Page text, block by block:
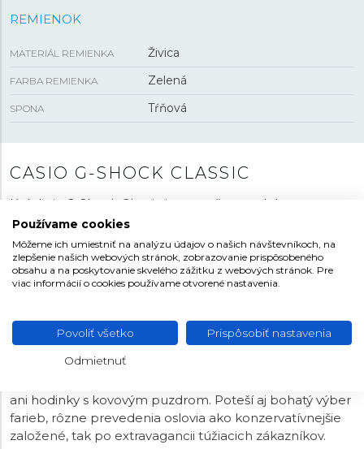
REMIENOK
MATERIÁL REMIENKA Živica
FARBA REMIENKA Zelená
SPONA Tŕňová
CASIO G-SHOCK CLASSIC
Kolekcia G-Shock Classic je na počet modelov
najbohatšou radou hodiniek tejto odolnej série.
Nájdeme tu širokú ponuku cenovo dostupných
modelov. Chrbticu tohto modelového radu tvoria
moderné hodinky s osemuholníkovým puzdrom
Casioak
modelyG-Lides obdľžnikovým puzdrom, kruhovéG-
Squads „drsnejším“ dizajnom. Zákazníci si môžu v tejto
modelovej rade vyberať z niekoľkých veľkostí aj
ani hodinky s kovovým puzdrom. Poteší aj bohatý výber
farieb, rôzne prevedenia oslovia ako konzervatívnejšie
založené, tak po extravagancii túžiacich zákazníkov.
Používame cookies
Môžeme ich umiestniť na analýzu údajov o našich návštevníkoch, na
zlepšenie našich webových stránok, zobrazovanie prispôsobeného
obsahu a na poskytovanie skvelého zážitku z webových stránok. Pre
viac informácií o cookies používame otvorené nastavenia.
Povoliť všetko Prispôsobiť nastavenia
Odmietnuť